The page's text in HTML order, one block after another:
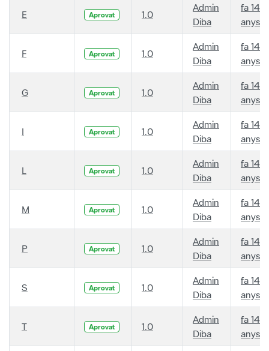
E Aprovat 1.0
Admin
Diba
fa 14
anys
F Aprovat 1.0
Admin
Diba
fa 14
anys
G Aprovat 1.0
Admin
Diba
fa 14
anys
I Aprovat 1.0
Admin
Diba
fa 14
anys
L Aprovat 1.0
Admin
Diba
fa 14
anys
M Aprovat 1.0
Admin
Diba
fa 14
anys
P Aprovat 1.0
Admin
Diba
fa 14
anys
S Aprovat 1.0
Admin
Diba
fa 14
anys
T Aprovat 1.0
Admin
Diba
fa 14
anys